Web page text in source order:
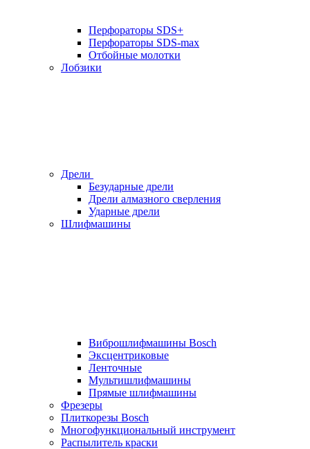
Перфораторы SDS+
Перфораторы SDS-max
Отбойные молотки
Лобзики
Дрели
Безударные дрели
Дрели алмазного сверления
Ударные дрели
Шлифмашины
Виброшлифмашины Bosch
Эксцентриковые
Ленточные
Мультишлифмашины
Прямые шлифмашины
Фрезеры
Плиткорезы Bosch
Многофункциональный инструмент
Распылитель краски